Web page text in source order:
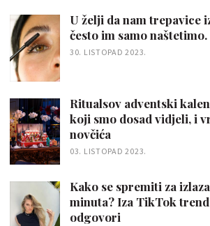
U želji da nam trepavice
često im samo
30. LISTOPAD 2023.
Ritualsov adventski
koji smo dosad vidjeli, i
novčića
03. LISTOPAD 2023.
Kako se spremiti za
minuta? Iza TikTok
odgovori